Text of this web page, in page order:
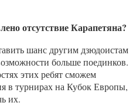
отсутствие Карапетяна?
шанс другим дзюдоистам
больше поединков.
этих ребят сможем
в турнирах на Кубок Европы,
их.